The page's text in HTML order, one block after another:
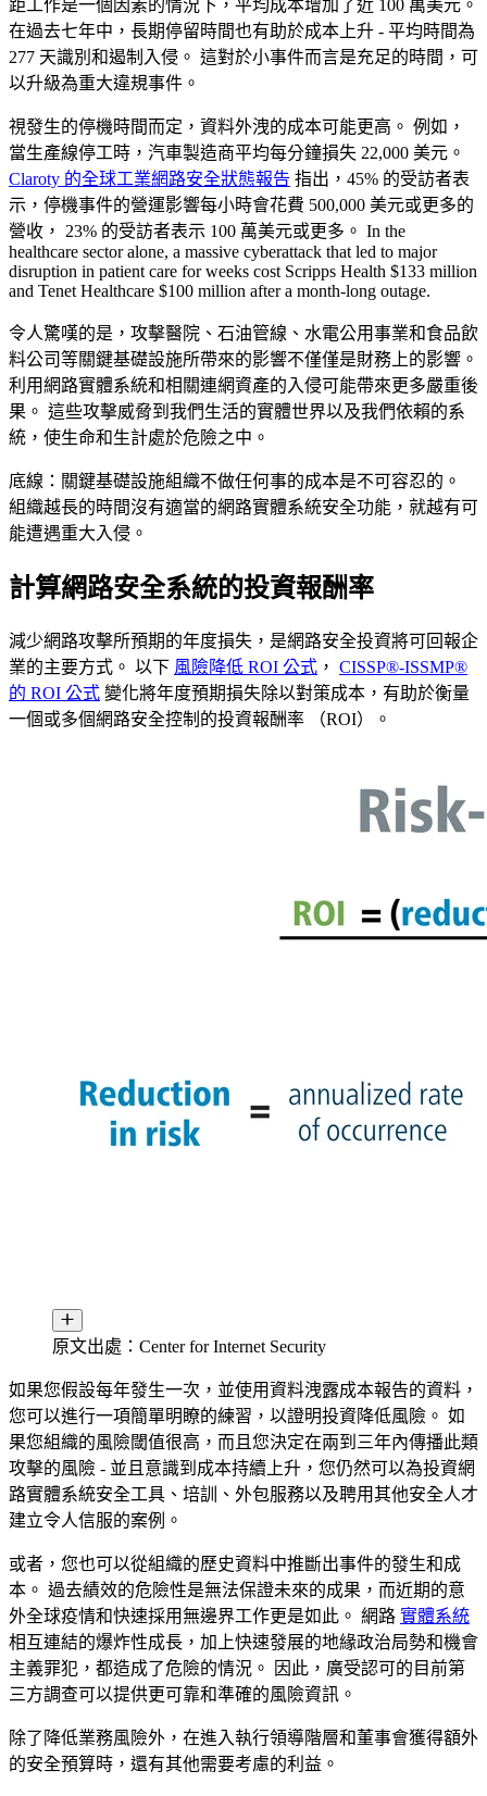
距工作是一個因素的情況下，平均成本增加了近 100 萬美元。
在過去七年中，長期停留時間也有助於成本上升 - 平均時間為
277 天識別和遏制入侵。 這對於小事件而言是充足的時間，可
以升級為重大違規事件。
視發生的停機時間而定，資料外洩的成本可能更高。 例如，
當生產線停工時，汽車製造商平均每分鐘損失 22,000 美元。
Claroty 的全球工業網路安全狀態報告 指出，45% 的受訪者表
示，停機事件的營運影響每小時會花費 500,000 美元或更多的
營收， 23% 的受訪者表示 100 萬美元或更多。 In the
healthcare sector alone, a massive cyberattack that led to major
disruption in patient care for weeks cost Scripps Health $133 million
and Tenet Healthcare $100 million after a month-long outage.
令人驚嘆的是，攻擊醫院、石油管線、水電公用事業和食品飲
料公司等關鍵基礎設施所帶來的影響不僅僅是財務上的影響。
利用網路實體系統和相關連網資產的入侵可能帶來更多嚴重後
果。 這些攻擊威脅到我們生活的實體世界以及我們依賴的系
統，使生命和生計處於危險之中。
底線：關鍵基礎設施組織不做任何事的成本是不可容忍的。
組織越長的時間沒有適當的網路實體系統安全功能，就越有可
能遭遇重大入侵。
計算網路安全系統的投資報酬率
減少網路攻擊所預期的年度損失，是網路安全投資將可回報企
業的主要方式。 以下 風險降低 ROI 公式 ， CISSP®-ISSMP®
的 ROI 公式 變化將年度預期損失除以對策成本，有助於衡量
一個或多個網路安全控制的投資報酬率 （ROI）。
原文出處：Center for Internet Security
如果您假設每年發生一次，並使用資料洩露成本報告的資料，
您可以進行一項簡單明瞭的練習，以證明投資降低風險。 如
果您組織的風險閾值很高，而且您決定在兩到三年內傳播此類
攻擊的風險 - 並且意識到成本持續上升，您仍然可以為投資網
路實體系統安全工具、培訓、外包服務以及聘用其他安全人才
建立令人信服的案例。
或者，您也可以從組織的歷史資料中推斷出事件的發生和成
本。 過去績效的危險性是無法保證未來的成果，而近期的意
外全球疫情和快速採用無邊界工作更是如此。 網路 實體系統
相互連結的爆炸性成長，加上快速發展的地緣政治局勢和機會
主義罪犯，都造成了危險的情況。 因此，廣受認可的目前第
三方調查可以提供更可靠和準確的風險資訊。
除了降低業務風險外，在進入執行領導階層和董事會獲得額外
的安全預算時，還有其他需要考慮的利益。